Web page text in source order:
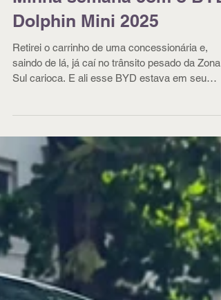
Minha semana com o BYD
Dolphin Mini 2025
Sul carioca. E ali esse BYD estava em seu
habitat natural. Carros elétricos, por sua
simplicidade de condução, presteza nas
e precisão nas acelerações e frenagens, fazem
boa parte dos modelos a combustão
antigos ou, no mínimo, menos apropriados para
se guiar num engarrafamento – ou mesmo em
velocidades constantes entre baixas e médias.